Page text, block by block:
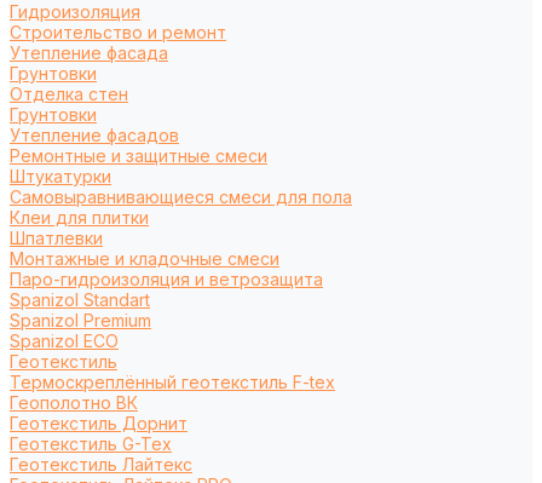
Гидроизоляция
Строительство и ремонт
Утепление фасада
Грунтовки
Отделка стен
Грунтовки
Утепление фасадов
Ремонтные и защитные смеси
Штукатурки
Самовыравнивающиеся смеси для пола
Клеи для плитки
Шпатлевки
Монтажные и кладочные смеси
Паро-гидроизоляция и ветрозащита
Spanizol Standart
Spanizol Premium
Spanizol ECO
Геотекстиль
Термоскреплённый геотекстиль F-tex
Геополотно ВК
Геотекстиль Дорнит
Геотекстиль G-Tex
Геотекстиль Лайтекс